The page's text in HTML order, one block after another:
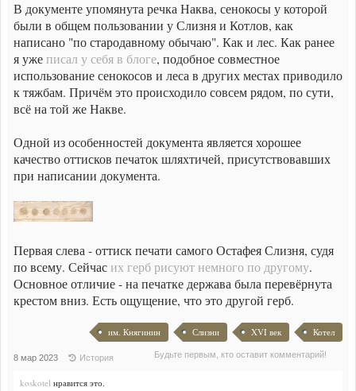
В документе упомянута речка Наква, сенокосы у которой
были в общем пользовании у Слизня и Котлов, как
написано "по стародавному обычаю". Как и лес. Как ранее
я уже писал у себя в блоге, подобное совместное
использование сенокосов и леса в других местах приводило
к тяжбам. Причём это происходило совсем рядом, по сути,
всё на той же Накве.
Одной из особенностей документа является хорошее
качество оттисков печаток шляхтичей, присутствовавших
при написании документа.
Первая слева - оттиск печати самого Остафея Слизня, судя
по всему. Сейчас их герб рисуют немного по другому.
Основное отличие - на печатке держава была перевёрнута
крестом вниз. Есть ощущение, что это другой герб.
им. Княгинин Слизни XVI век Котел
Будьте первым, кто оставит комментарий!
8 мар 2023 История
koskotel нравится это.